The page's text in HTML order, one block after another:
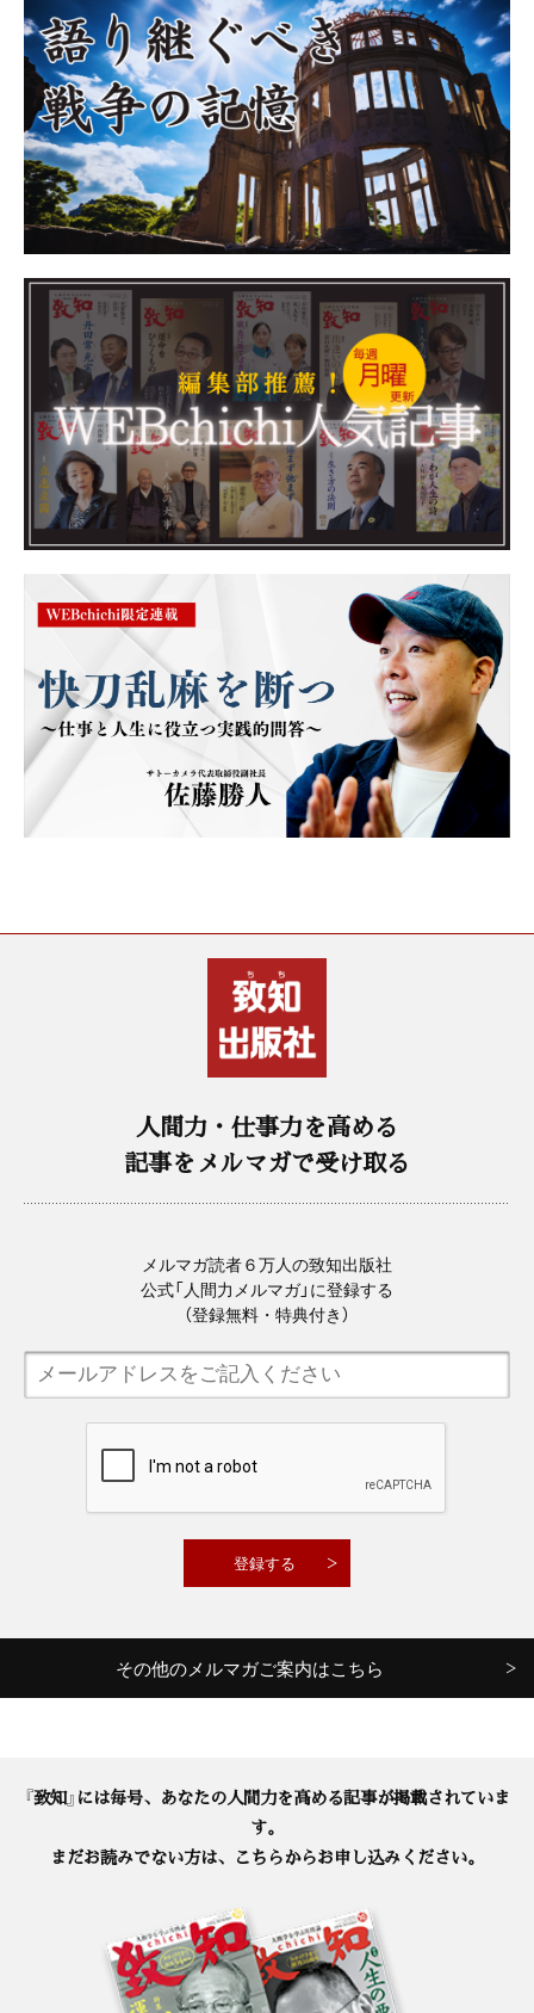
人間力・仕事力を高める
記事をメルマガで受け取る
メルマガ読者６万人の致知出版社
公式「人間力メルマガ」に登録する
（登録無料・特典付き）
その他のメルマガご案内はこちら
『致知』には毎号、あなたの人間力を高める記事が掲載されていま
す。
まだお読みでない方は、こちらからお申し込みください。